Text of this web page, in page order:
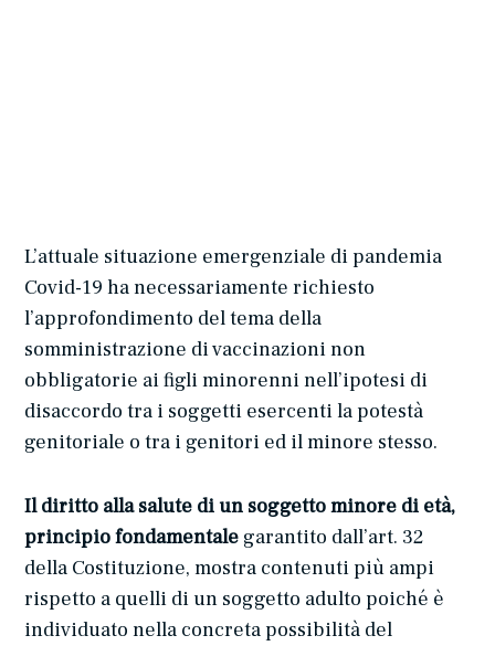
L’attuale situazione emergenziale di pandemia
Covid-19 ha necessariamente richiesto
l’approfondimento del tema della
somministrazione di vaccinazioni non
obbligatorie ai figli minorenni nell’ipotesi di
disaccordo tra i soggetti esercenti la potestà
genitoriale o tra i genitori ed il minore stesso.
Il diritto alla salute di un soggetto minore di età,
principio fondamentale garantito dall’art. 32
della Costituzione, mostra contenuti più ampi
rispetto a quelli di un soggetto adulto poiché è
individuato nella concreta possibilità del